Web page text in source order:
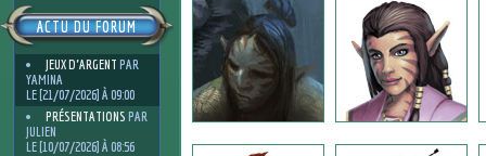
ACTU DU FORUM
JEUX D'ARGENT PAR
YAMINA
LE [21/07/2026] À 09:00
PRÉSENTATIONS PAR
JULIEN
LE [10/07/2026] À 08:56